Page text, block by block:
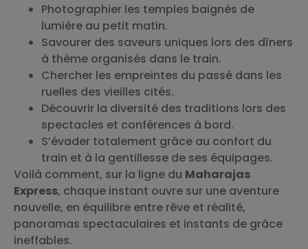
Photographier les temples baignés de
lumière au petit matin.
Savourer des saveurs uniques lors des dîners
à thème organisés dans le train.
Chercher les empreintes du passé dans les
ruelles des vieilles cités.
Découvrir la diversité des traditions lors des
spectacles et conférences à bord.
S’évader totalement grâce au confort du
train et à la gentillesse de ses équipages.
Voilà comment, sur la ligne du Maharajas
Express, chaque instant ouvre sur une aventure
nouvelle, en équilibre entre rêve et réalité,
panoramas spectaculaires et instants de grâce
ineffables.